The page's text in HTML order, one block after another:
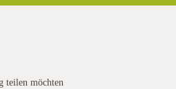
teilen möchten